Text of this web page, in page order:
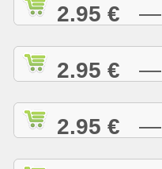
2.95 € —
2.95 € —
2.95 € —